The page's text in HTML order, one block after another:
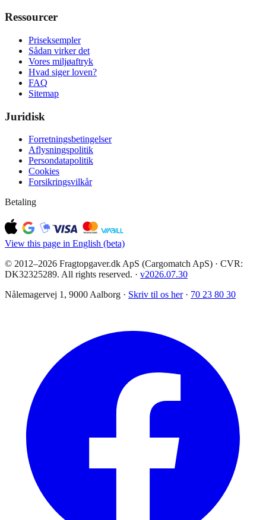
Ressourcer
Priseksempler
Sådan virker det
Vores miljøaftryk
Hvad siger loven?
FAQ
Sitemap
Juridisk
Forretningsbetingelser
Aflysningspolitik
Persondatapolitik
Cookies
Forsikringsvilkår
Betaling
View this page in English (beta)
© 2012–2026 Fragtopgaver.dk ApS (Cargomatch ApS) · CVR:
DK32325289. All rights reserved. · v2026.07.30
Nålemagervej 1, 9000 Aalborg · Skriv til os her · 70 23 80 30